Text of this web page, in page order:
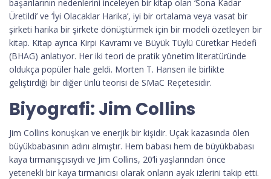
başarılarının nedenlerini inceleyen bir kitap olan ‘Sona Kadar
Üretildi’ ve ‘İyi Olacaklar Harika’, iyi bir ortalama veya vasat bir
şirketi harika bir şirkete dönüştürmek için bir modeli özetleyen bir
kitap. Kitap ayrıca Kirpi Kavramı ve Büyük Tüylü Cüretkar Hedefi
(BHAG) anlatıyor. Her iki teori de pratik yönetim literatüründe
oldukça popüler hale geldi. Morten T. Hansen ile birlikte
geliştirdiği bir diğer ünlü teorisi de SMaC Reçetesidir.
Biyografi: Jim Collins
Jim Collins konuşkan ve enerjik bir kişidir. Uçak kazasında ölen
büyükbabasının adını almıştır. Hem babası hem de büyükbabası
kaya tırmanışçısıydı ve Jim Collins, 20’li yaşlarından önce
yetenekli bir kaya tırmanıcısı olarak onların ayak izlerini takip etti.